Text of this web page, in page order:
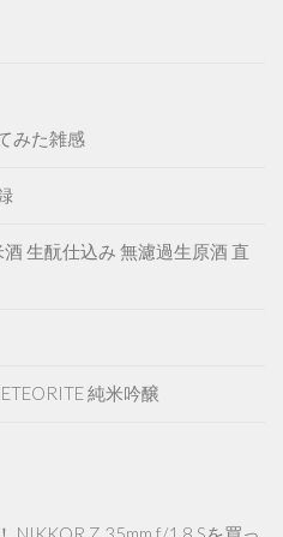
みた雑感
酒 生酛仕込み 無濾過生原酒 直
純米吟醸